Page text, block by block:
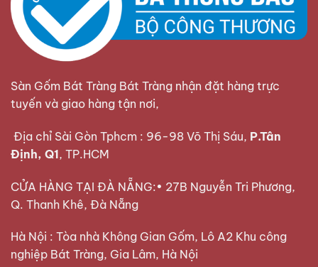
Sàn Gốm Bát Tràng Bát Tràng nhận đặt hàng trực
tuyến và giao hàng tận nơi,
Địa chỉ Sài Gòn Tphcm : 96-98 Võ Thị Sáu, P.Tân
Định, Q1, TP.HCM
CỬA HÀNG TẠI ĐÀ NẴNG:• 27B Nguyễn Tri Phương,
Q. Thanh Khê, Đà Nẵng
Hà Nội : Tòa nhà Không Gian Gốm, Lô A2 Khu công
nghiệp Bát Tràng, Gia Lâm, Hà Nội